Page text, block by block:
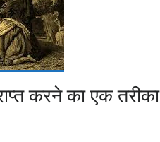
करने का एक तरीका